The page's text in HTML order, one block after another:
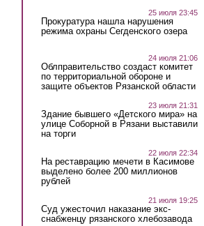
25 июля 23:45
Прокуратура нашла нарушения
режима охраны Сегденского озера
24 июля 21:06
Облправительство создаст комитет
по территориальной обороне и
защите объектов Рязанской области
23 июля 21:31
Здание бывшего «Детского мира» на
улице Соборной в Рязани выставили
на торги
22 июля 22:34
На реставрацию мечети в Касимове
выделено более 200 миллионов
рублей
21 июля 19:25
Суд ужесточил наказание экс-
снабженцу рязанского хлебозавода